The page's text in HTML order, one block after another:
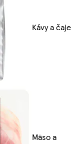
Kávy a čaje
Mäso a